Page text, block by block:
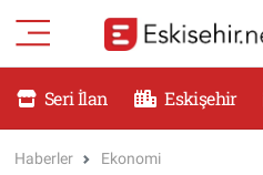
Seri İlan Eskişehir
Haberler Ekonomi
RESMİ İLANLAR
Eskişehir Nöbetçi